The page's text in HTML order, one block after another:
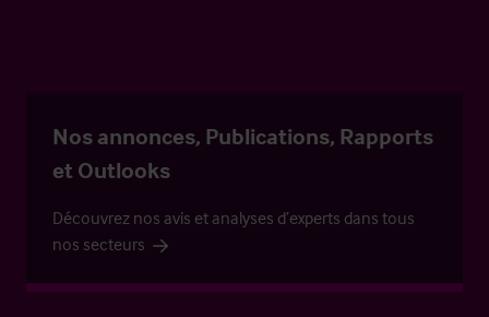
Nos annonces, Publications, Rapports
et Outlooks
Découvrez nos avis et analyses d’experts dans tous
nos secteurs